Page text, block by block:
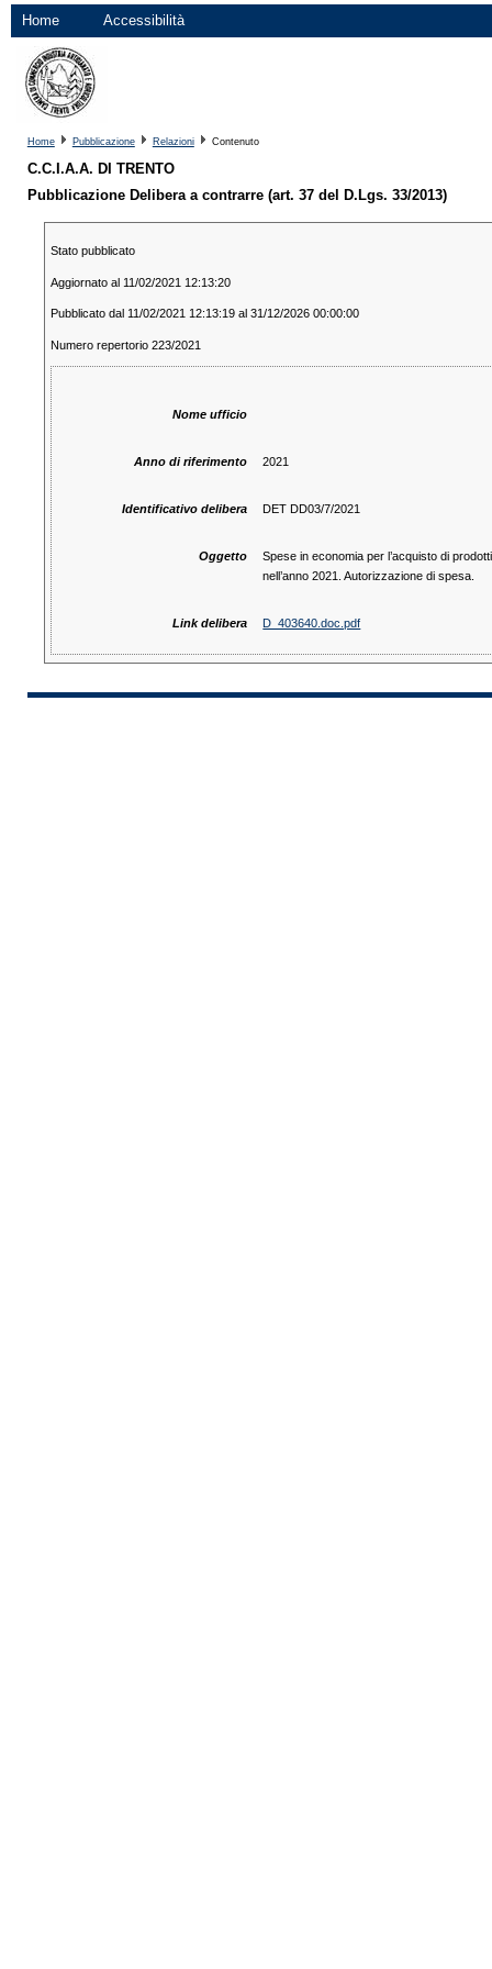
Home Accessibilità
Home Pubblicazione Relazioni Contenuto
C.C.I.A.A. DI TRENTO
Pubblicazione Delibera a contrarre (art. 37 del D.Lgs. 33/2013)
Stato pubblicato
Aggiornato al 11/02/2021 12:13:20
Pubblicato dal 11/02/2021 12:13:19 al 31/12/2026 00:00:00
Numero repertorio 223/2021
Nome ufficio
Anno di riferimento 2021
Identificativo delibera DET DD03/7/2021
Oggetto
Spese in economia per l’acquisto di
nell’anno 2021. Autorizzazione di spesa.
Link delibera D_403640.doc.pdf